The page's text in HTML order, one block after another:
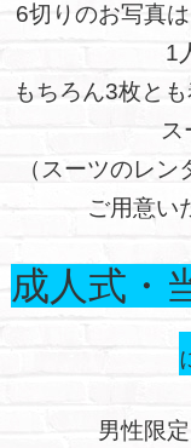
6切りのお写真
1
もちろん3枚と
ス
（スーツのレ
ご用意い
成人式・
男性限